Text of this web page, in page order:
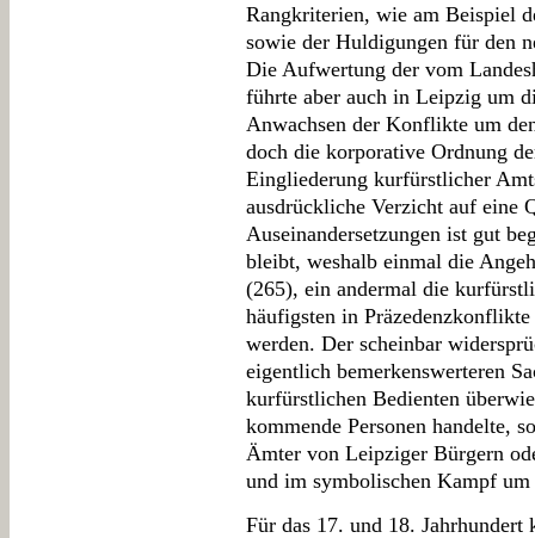
Rangkriterien, wie am Beispiel
sowie der Huldigungen für den
Die Aufwertung der vom
führte aber auch in Leipzig um
Anwachsen der Konflikte um
doch die korporative Ordnung
Eingliederung kurfürstlicher
ausdrückliche Verzicht auf eine
Auseinandersetzungen ist gut
bleibt, weshalb einmal die
(265), ein andermal die
häufigsten in
werden. Der scheinbar
eigentlich bemerkenswerteren
kurfürstlichen Bedienten
kommende Personen handelte,
Ämter von Leipziger Bürgern
und im symbolischen Kampf
Für das 17. und 18. Jahrhundert